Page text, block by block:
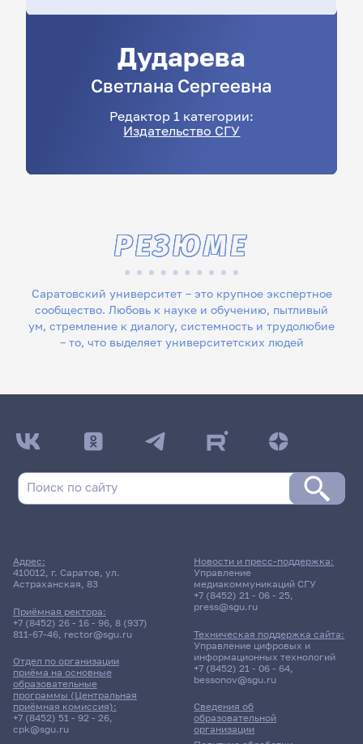
Дударева
Светлана Сергеевна
Редактор 1 категории:
Издательство СГУ
Саратовский университет – это крупное экспертное
сообщество. Любовь к науке и обучению, пытливый
ум, стремление к диалогу, системность и трудолюбие
– то, что выделяет университетских людей
РЕЗЮМЕ
Адрес:
410012, г. Саратов, ул.
Астраханская, 83
Приёмная ректора:
+7 (8452) 26 - 16 - 96, 8 (937)
811-67-46, rector@sgu.ru
Отдел по организации
приёма на основные
образовательные
программы (Центральная
приёмная комиссия):
+7 (8452) 51 - 92 - 26,
cpk@sgu.ru
Сведения об
образовательной
организации
Новости и пресс-поддержка:
Управление
медиакоммуникаций СГУ
+7 (8452) 21 - 06 - 25,
press@sgu.ru
Техническая поддержка сайта:
Управление цифровых и
информационных технологий
+7 (8452) 21 - 06 - 64,
bessonov@sgu.ru